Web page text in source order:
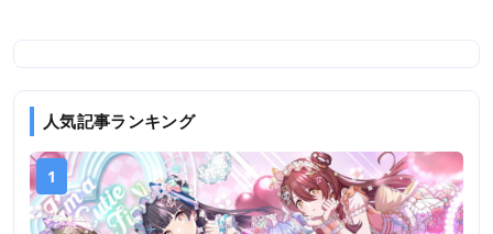
人気記事ランキング
1